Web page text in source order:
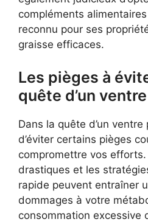
compléments
reconnu pour ses
graisse efficaces.
Les pièges à
quête d’un
Dans la quête d’un
d’éviter certains pièges
compromettre vos
drastiques et les
rapide peuvent entraîner
dommages à votre
consommation excessive